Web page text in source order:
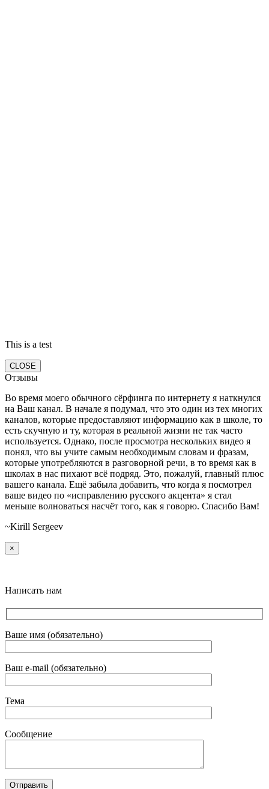
This is a test
CLOSE
Отзывы
Во время моего обычного сёрфинга по интернету я наткнулся
на Ваш канал. В начале я подумал, что это один из тех многих
каналов, которые предоставляют информацию как в школе, то
есть скучную и ту, которая в реальной жизни не так часто
используется. Однако, после просмотра нескольких видео я
понял, что вы учите самым необходимым словам и фразам,
которые употребляются в разговорной речи, в то время как в
школах в нас пихают всё подряд. Это, пожалуй, главный плюс
вашего канала. Ещё забыла добавить, что когда я посмотрел
ваше видео по «исправлению русского акцента» я стал
меньше волноваться насчёт того, как я говорю. Спасибо Вам!
~Kirill Sergeev
×
Написать нам
Ваше имя (обязательно)
Ваш e-mail (обязательно)
Тема
Сообщение